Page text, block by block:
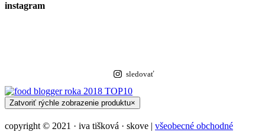
instagram
sledovať
Zatvoriť rýchle zobrazenie produktu×
copyright © 2021 · iva tišková · skove | všeobecné obchodné